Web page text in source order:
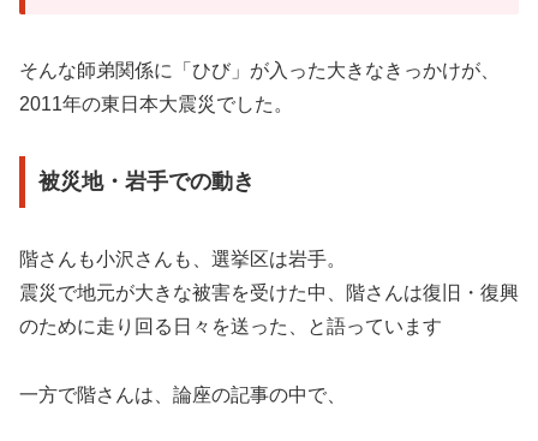
そんな師弟関係に「ひび」が入った大きなきっかけが、
2011年の東日本大震災でした。
被災地・岩手での動き
階さんも小沢さんも、選挙区は岩手。
震災で地元が大きな被害を受けた中、階さんは復旧・復興
のために走り回る日々を送った、と語っています
一方で階さんは、論座の記事の中で、